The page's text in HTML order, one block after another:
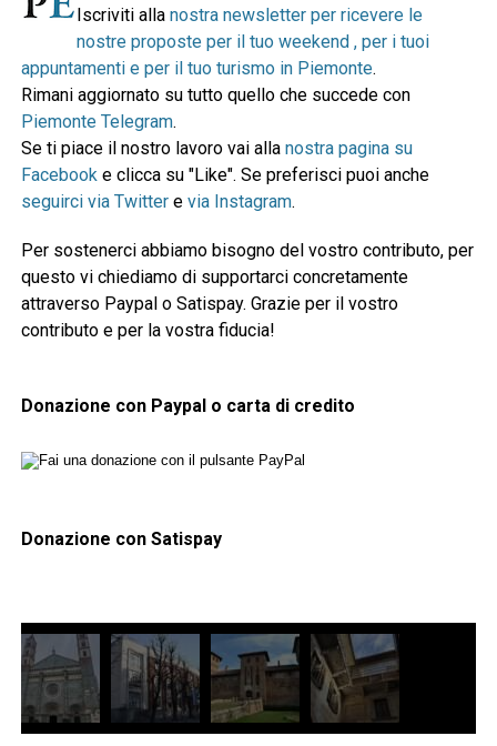
Iscriviti alla nostra newsletter per ricevere le
nostre proposte per il tuo weekend , per i tuoi
appuntamenti e per il tuo turismo in Piemonte.
Rimani aggiornato su tutto quello che succede con
Piemonte Telegram.
Se ti piace il nostro lavoro vai alla nostra pagina su
Facebook e clicca su "Like". Se preferisci puoi anche
seguirci via Twittere via Instagram.
Per sostenerci abbiamo bisogno del vostro contributo, per
questo vi chiediamo di supportarci concretamente
attraverso Paypal o Satispay. Grazie per il vostro
contributo e per la vostra fiducia!
Donazione con Paypal o carta di credito
Donazione con Satispay